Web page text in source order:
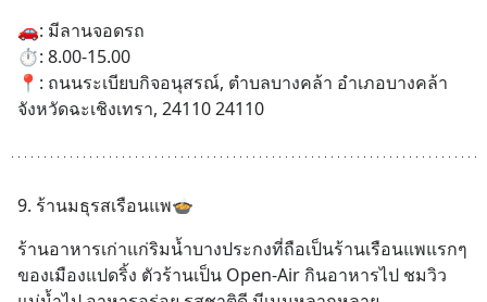
🚗: มีลานจอดรถ
⏱️: 8.00-15.00
📍: ถนนระเบียบกิจอนุสรณ์, ตำบลบางคล้า อำเภอบางคล้า
จังหวัดฉะเชิงเทรา, 24110 24110
9. ร้านมธุรสเรือนแพ🍲
ร้านอาหารเก่าแก่ริมน้ำบางประกงที่ถือเป็นร้านเรือนแพแรกๆ
ของเมืองแปดริ้ง ตัวร้านเป็น Open-Air กินอาหารไป ชมวิว